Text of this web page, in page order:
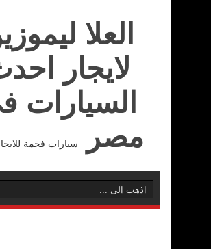
العلا
لايجار
السيارات
مصر
سيارات فخمة